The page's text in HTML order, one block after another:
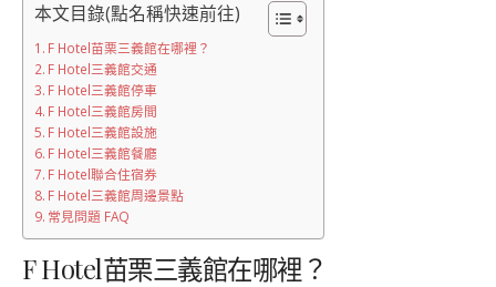
本文目錄(點名稱快速前往)
F Hotel苗栗三義館在哪裡？
F Hotel三義館交通
F Hotel三義館停車
F Hotel三義館房間
F Hotel三義館設施
F Hotel三義館餐廳
F Hotel聯合住宿券
F Hotel三義館周邊景點
常見問題 FAQ
F Hotel苗栗三義館在哪裡？